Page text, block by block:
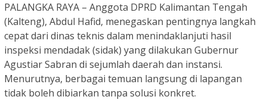
PALANGKA RAYA – Anggota DPRD Kalimantan Tengah
(Kalteng), Abdul Hafid, menegaskan pentingnya langkah
cepat dari dinas teknis dalam menindaklanjuti hasil
inspeksi mendadak (sidak) yang dilakukan Gubernur
Agustiar Sabran di sejumlah daerah dan instansi.
Menurutnya, berbagai temuan langsung di lapangan
tidak boleh dibiarkan tanpa solusi konkret.